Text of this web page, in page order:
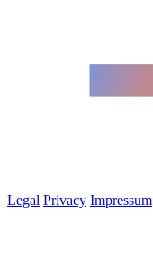
Legal Privacy Impressum